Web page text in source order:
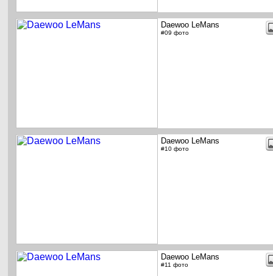
Daewoo LeMans
#09 фото
Daewoo LeMans
#10 фото
Daewoo LeMans
#11 фото